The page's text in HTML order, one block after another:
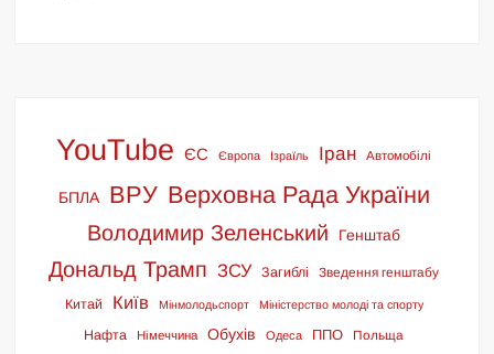
YouTube ЄС Європа Ізраїль Іран Автомобілі
БПЛА ВРУ Верховна Рада України
Володимир Зеленський Генштаб
Дональд Трамп ЗСУ Загиблі Зведення генштабу
Китай Київ Мінмолодьспорт Міністерство молоді та спорту
Нафта Німеччина Обухів Одеса ППО Польща